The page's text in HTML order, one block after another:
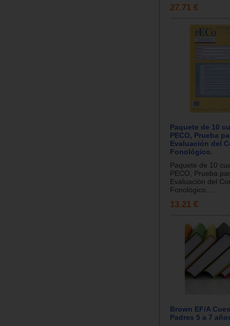
27.71 €
Paquete de 10
PECO, Prueba
Evaluación del
Fonológico.
Paquete de 10
PECO, Prueba
Evaluación del
Fonológico....
13.21 €
Brown EF/A
Padres 5 a 7